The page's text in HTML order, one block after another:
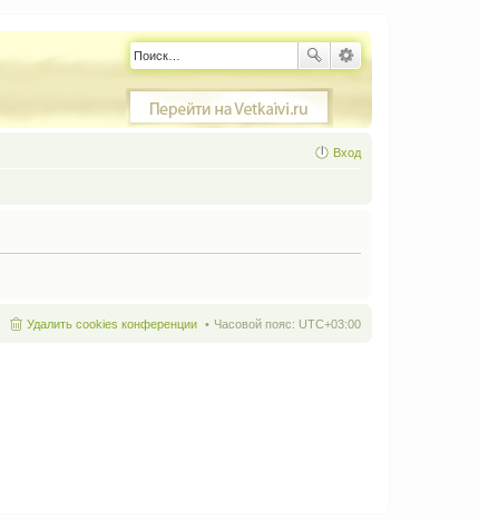
Вход
Часовой пояс: UTC+03:00
Удалить cookies конференции